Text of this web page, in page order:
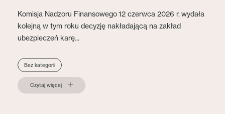
Komisja Nadzoru Finansowego 12 czerwca 2026 r. wydała
kolejną w tym roku decyzję nakładającą na zakład
ubezpieczeń karę...
Bez kategorii
Czytaj więcej